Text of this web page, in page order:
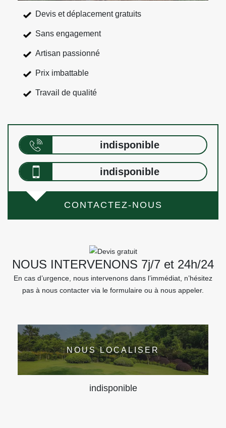
Devis et déplacement gratuits
Sans engagement
Artisan passionné
Prix imbattable
Travail de qualité
indisponible
indisponible
CONTACTEZ-NOUS
NOUS INTERVENONS 7j/7 et 24h/24
En cas d’urgence, nous intervenons dans l’immédiat, n’hésitez
pas à nous contacter via le formulaire ou à nous appeler.
NOUS LOCALISER
indisponible